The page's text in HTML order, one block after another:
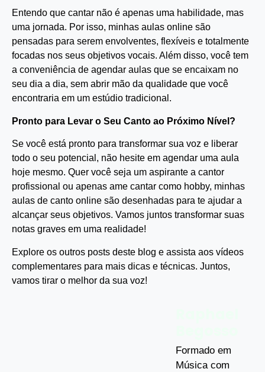
Entendo que cantar não é apenas uma habilidade, mas
uma jornada. Por isso, minhas aulas online são
pensadas para serem envolventes, flexíveis e totalmente
focadas nos seus objetivos vocais. Além disso, você tem
a conveniência de agendar aulas que se encaixam no
seu dia a dia, sem abrir mão da qualidade que você
encontraria em um estúdio tradicional.
Pronto para Levar o Seu Canto ao Próximo Nível?
Se você está pronto para transformar sua voz e liberar
todo o seu potencial, não hesite em agendar uma aula
hoje mesmo. Quer você seja um aspirante a cantor
profissional ou apenas ame cantar como hobby, minhas
aulas de canto online são desenhadas para te ajudar a
alcançar seus objetivos. Vamos juntos transformar suas
notas graves em uma realidade!
Explore os outros posts deste blog e assista aos vídeos
complementares para mais dicas e técnicas. Juntos,
vamos tirar o melhor da sua voz!
Formado em
Música com